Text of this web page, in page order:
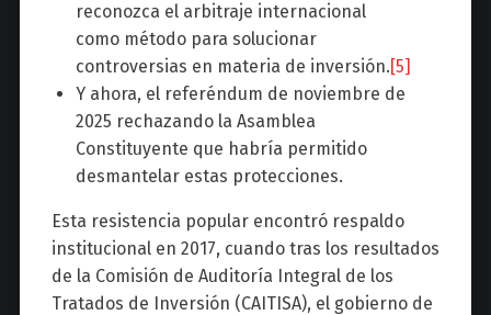
reconozca el arbitraje internacional
como método para solucionar
controversias en materia de inversión.[5]
Y ahora, el referéndum de noviembre de
2025 rechazando la Asamblea
Constituyente que habría permitido
desmantelar estas protecciones.
Esta resistencia popular encontró respaldo
institucional en 2017, cuando tras los resultados
de la Comisión de Auditoría Integral de los
Tratados de Inversión (CAITISA), el gobierno de